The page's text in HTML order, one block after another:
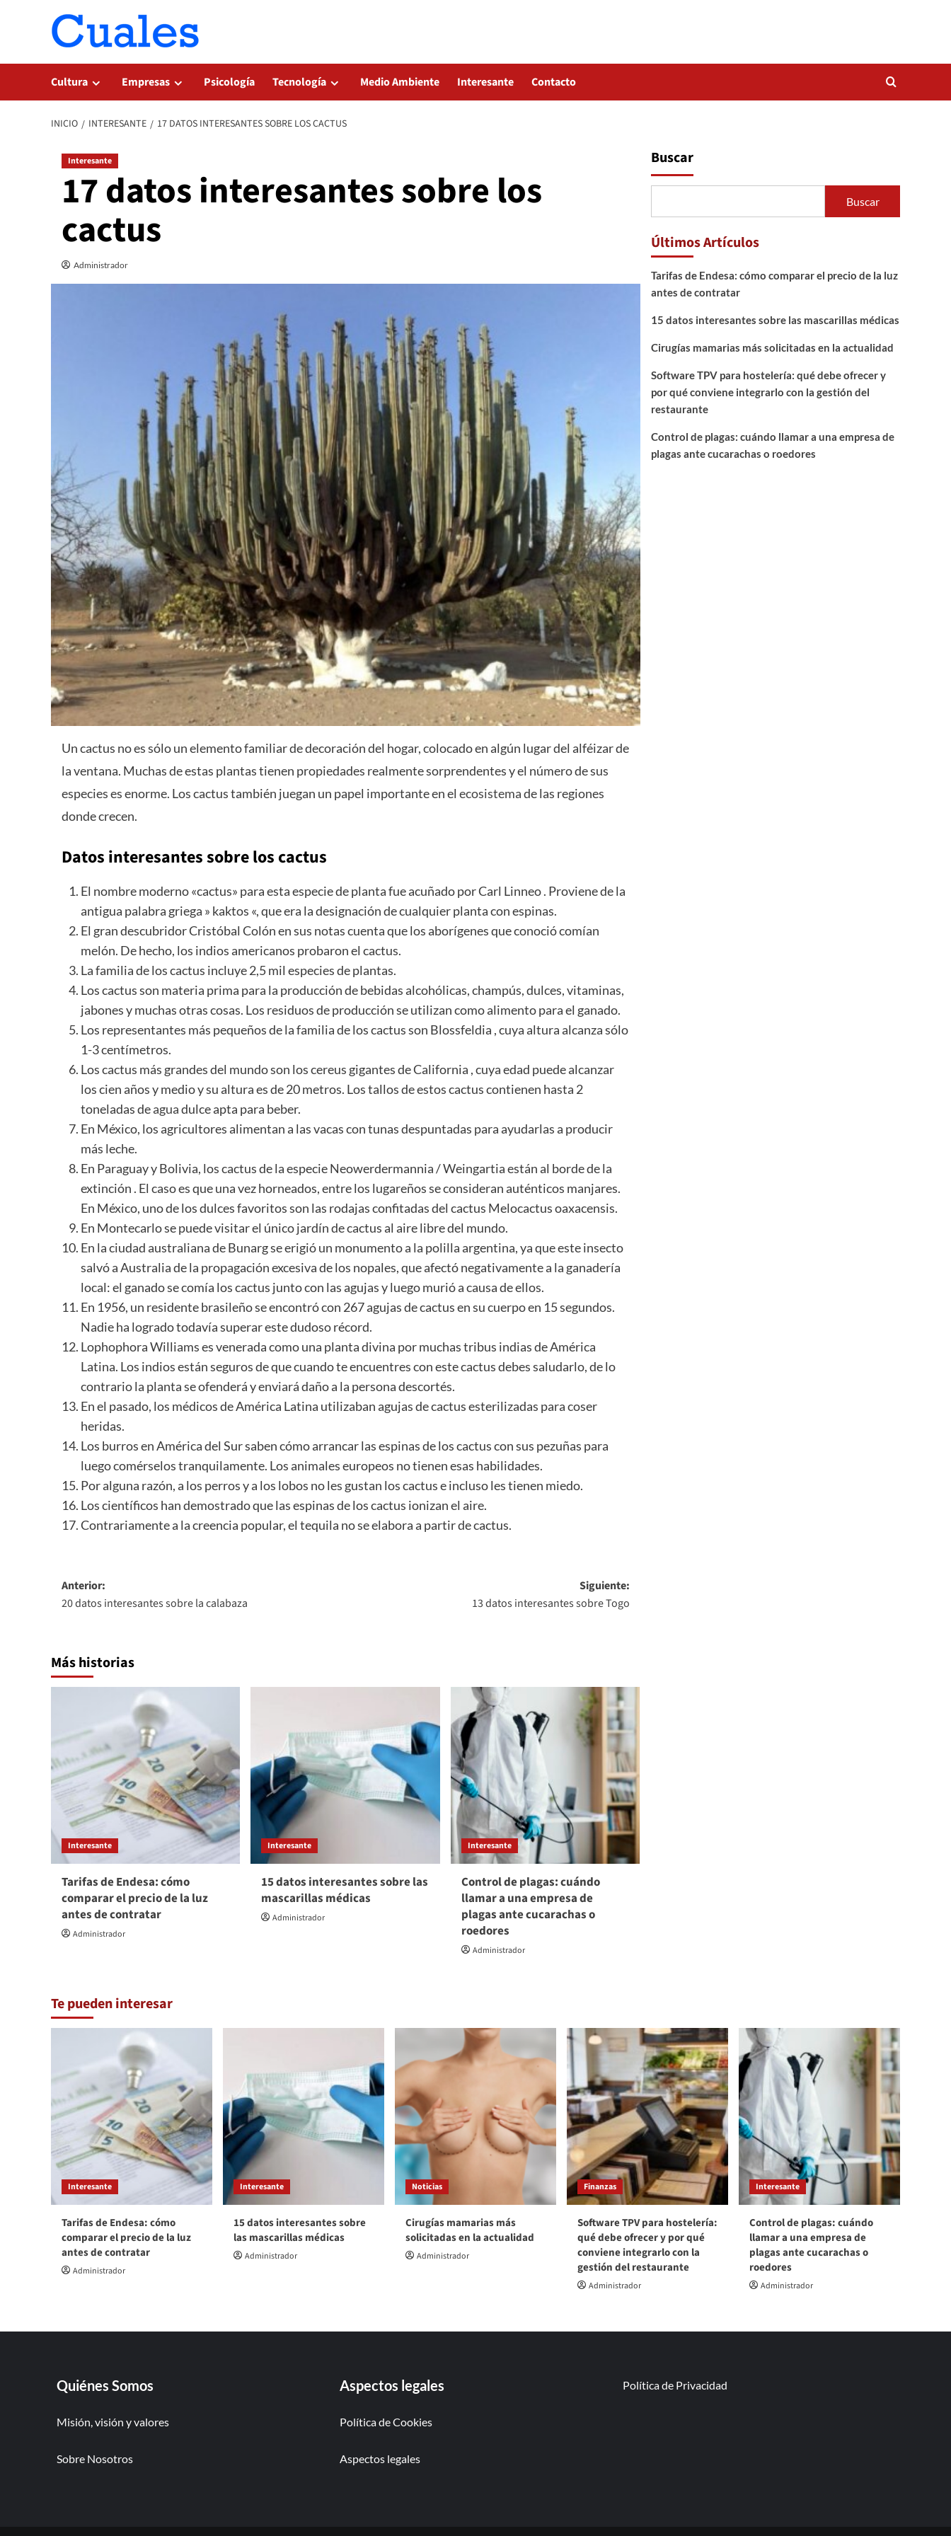
Cultura Empresas Psicología Tecnología Medio Ambiente Interesante Contacto
INICIO INTERESANTE 17 DATOS INTERESANTES SOBRE LOS CACTUS
Interesante
17 datos interesantes sobre los
cactus
Administrador
Un cactus no es sólo un elemento familiar de decoración del hogar, colocado en algún lugar del alféizar de
la ventana. Muchas de estas plantas tienen propiedades realmente sorprendentes y el número de sus
especies es enorme. Los cactus también juegan un papel importante en el ecosistemade las regiones
donde crecen.
Datos interesantes sobre los cactus
El nombre moderno «cactus» para esta especie de planta fue acuñado por Carl Linneo . Proviene de la
antigua palabra griega » kaktos «, que era la designación de cualquier planta con espinas.
El gran descubridor Cristóbal Colón en sus notas cuenta que los aborígenes que conoció comían
melón. De hecho, los indios americanos probaron el cactus.
La familia de los cactus incluye 2,5 mil especies de plantas.
Los cactus son materia prima para la producción de bebidas alcohólicas, champús, dulces, vitaminas,
jabones y muchas otras cosas. Los residuos de producción se utilizan como alimento para el ganado.
Los representantes más pequeños de la familia de los cactus son Blossfeldia , cuya altura alcanza sólo
1-3 centímetros.
Los cactus más grandes del mundo son los cereus gigantes de California , cuya edad puede alcanzar
los cien años y medio y su altura es de 20 metros. Los tallos de estos cactus contienen hasta 2
toneladas deaguadulce apta para beber.
En México, los agricultores alimentan a las vacas con tunas despuntadas para ayudarlas a producir
más leche.
En Paraguay y Bolivia, los cactus de la especie Neowerdermannia / Weingartia están al borde de la
extinción . El caso es que una vez horneados, entre los lugareños se consideran auténticos manjares.
En México, uno de los dulces favoritos son las rodajas confitadas del cactus Melocactus oaxacensis.
En Montecarlo se puede visitar el único jardín de cactus al aire libre del mundo.
En la ciudad australiana de Bunarg se erigió un monumento a la polilla argentina, ya que este insecto
salvó a Australia de la propagación excesiva de los nopales, que afectó negativamente a la ganadería
local: el ganado se comía los cactus junto con las agujas y luego murió a causa de ellos.
En 1956, un residente brasileño se encontró con 267 agujas de cactus en su cuerpo en 15 segundos.
Nadie ha logrado todavía superar este dudoso récord.
Lophophora Williams es venerada como una planta divina por muchas tribus indias de América
Latina. Los indios están seguros de que cuando te encuentres con este cactus debes saludarlo, de lo
contrario la planta se ofenderá y enviará daño a la persona descortés.
En el pasado, los médicos de América Latina utilizaban agujas de cactus esterilizadas para coser
heridas.
Los burros en América del Sur saben cómo arrancar las espinas de los cactus con sus pezuñas para
luego comérselos tranquilamente. Los animales europeos no tienen esas habilidades.
Por alguna razón, a los perros y a los lobos no les gustan los cactus e incluso les tienen miedo.
Los científicos han demostrado que las espinas de los cactus ionizan el aire.
Contrariamente a la creencia popular, el tequila no se elabora a partir de cactus.
Navegación
de
Anterior:
20 datos interesantes sobre la calabaza
Siguiente:
13 datos interesantes sobre Togo
Más historias
Interesante
Tarifas de Endesa: cómo
comparar el precio de la luz
antes de contratar
Administrador
Interesante
15 datos interesantes sobre las
mascarillas médicas
Administrador
Interesante
Control de plagas: cuándo
llamar a una empresa de
plagas ante cucarachas o
roedores
Administrador
Buscar
Buscar
Últimos Artículos
Tarifas de Endesa: cómo comparar el precio de la luz
antes de contratar
15 datos interesantes sobre las mascarillas médicas
Cirugías mamarias más solicitadas en la actualidad
Software TPV para hostelería: qué debe ofrecer y
por qué conviene integrarlo con la gestión del
restaurante
Control de plagas: cuándo llamar a una empresa de
plagas ante cucarachas o roedores
Te pueden interesar
Interesante
Tarifas de Endesa: cómo
comparar el precio de la luz
antes de contratar
Administrador
Interesante
15 datos interesantes sobre
las mascarillas médicas
Administrador
Noticias
Cirugías mamarias más
solicitadas en la actualidad
Administrador
Finanzas
Software TPV para hostelería:
qué debe ofrecer y por qué
conviene integrarlo con la
gestión del restaurante
Administrador
Interesante
Control de plagas: cuándo
llamar a una empresa de
plagas ante cucarachas o
roedores
Administrador
Quiénes Somos
Misión, visión y valores
Sobre Nosotros
Aspectos legales
Política de Cookies
Aspectos legales
Política de Privacidad